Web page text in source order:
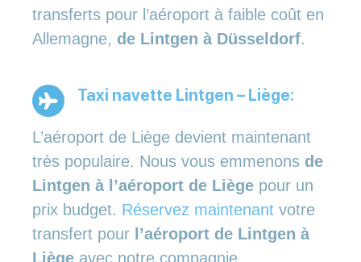
transferts pour l’aéroport à faible coût en
Allemagne, de Lintgen à Düsseldorf.
Taxi navette Lintgen – Liège:
L’aéroport de Liège devient maintenant
très populaire. Nous vous emmenons de
Lintgen à l’aéroport de Liège pour un
prix budget. Réservez maintenant votre
transfert pour l’aéroport de Lintgen à
Liège avec notre compagnie.